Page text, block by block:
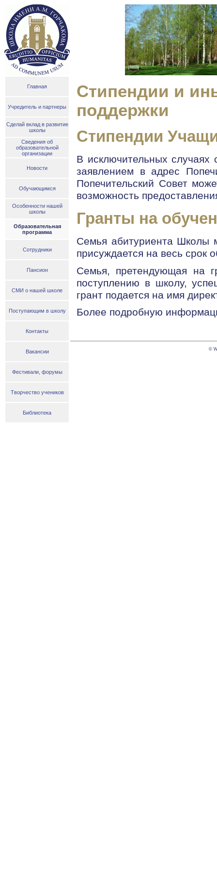
Главная
Учредитель и партнеры
Сделай вклад в развитие
школы
Сведения об
образовательной
организации
Новости
Обучающимся
Особенности нашей
школы
Образовательная
программа
Сотрудники
Пансион
СМИ о нашей школе
Поступающим в школу
Контакты
Вакансии
Фестивали, форумы
Творчество учеников
Библиотека
Стипендии и
поддержки
Стипендии
В исключительных
заявлением в адрес
Попечительский Совет
возможность
Гранты на
Семья абитуриента Школы
присуждается на весь срок
Семья, претендующая на
поступлению в школу,
грант подается на имя
Более подробную
©